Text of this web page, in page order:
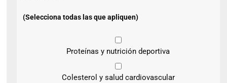
(Selecciona todas las que apliquen)
Proteínas y nutrición deportiva
Colesterol y salud cardiovascular